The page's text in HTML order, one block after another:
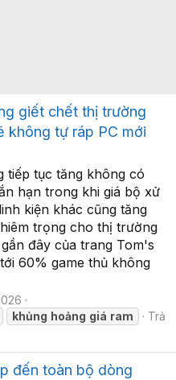
giết chết thị trường
không tự ráp PC mới
tiếp tục tăng không có
hạn trong khi giá bộ xử
kiện khác cũng tăng
trọng cho thị trường
đây của trang Tom's
60% game thủ không
khủng hoảng giá ram
Trả
đến toàn bộ dòng